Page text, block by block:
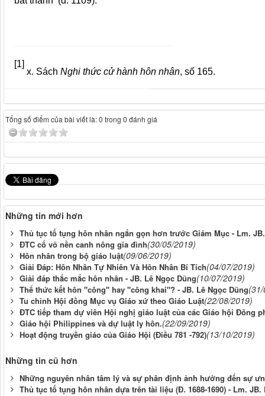
[1]
x. Sách Nghi thức cử hành hôn nhân, số 165.
Tổng số điểm của bài viết là: 0 trong 0 đánh giá
Những tin mới hơn
Thủ tục tố tụng hôn nhân ngắn gọn hơn trước Giám Mục - Lm.
ĐTC cổ võ nền canh nông gia đình(30/05/2019)
Hôn nhân trong bộ giáo luật(09/06/2019)
Giải Đáp: Hôn Nhân Tự Nhiên Và Hôn Nhân Bí Tích(04/07/2019)
Giải đáp thắc mắc hôn nhân - JB. Lê Ngọc Dũng(10/07/2019)
Thể thức kết hôn "công" hay "công khai"? - JB. Lê Ngọc Dũng
Tu chỉnh Hội đồng Mục vụ Giáo xứ theo Giáo Luật(22/08/2019)
ĐTC tiếp tham dự viên Hội nghị giáo luật của các Giáo hội Đông
Giáo hội Philippines và dự luật ly hôn.(22/09/2019)
Hoạt động truyền giáo của Giáo Hội (Điều 781 -792)(13/10/2019)
Những tin cũ hơn
Những nguyên nhân tâm lý và sự phân định ảnh hưởng đến sự
Thủ tục tố tụng hôn nhân dựa trên tài liệu (Đ. 1688-1690) - Lm. JB.